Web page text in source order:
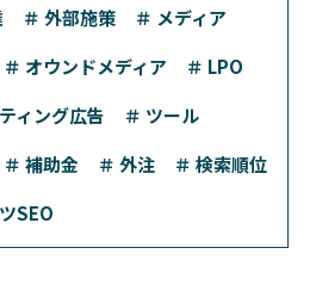
＃ 外部施策
＃ メディア
＃ オウンドメディア
＃ LPO
ィング広告
＃ ツール
＃ 補助金 ＃ 外注
＃ 検索順位
SEO